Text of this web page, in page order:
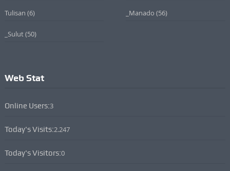
Tulisan (6) _Manado (56)
_Sulut(50)
Web Stat
Online Users:3
Today's Visits:2.247
Today's Visitors:0